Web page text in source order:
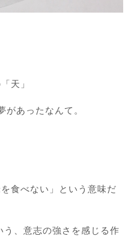
天」
あったなんて。
食べない」という意味だ
、意志の強さを感じる作